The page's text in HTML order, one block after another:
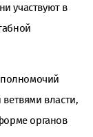
участвуют в
полномочий
власти,
органов